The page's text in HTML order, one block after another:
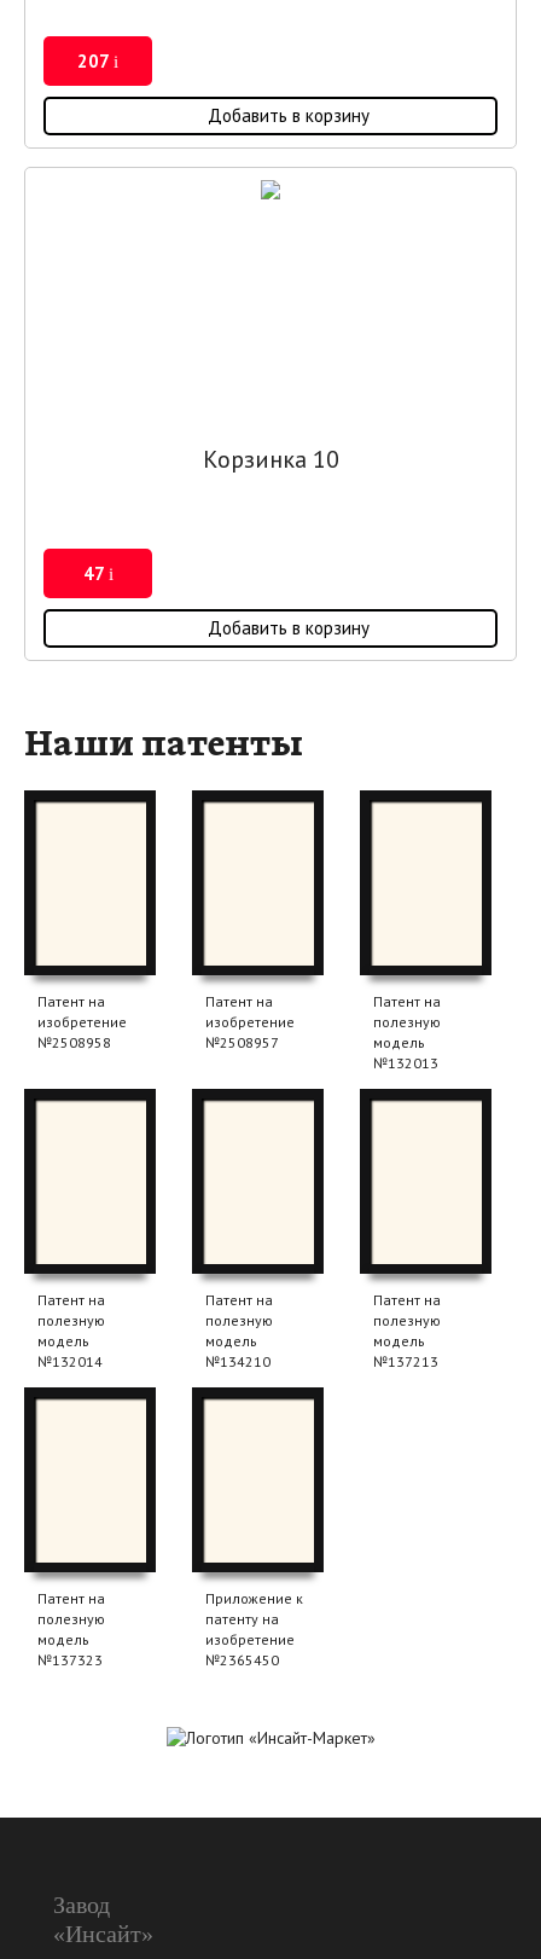
207 i
Добавить в корзину
Корзинка 10
47 i
Добавить в корзину
Наши патенты
Патент на
изобретение
№2508958
Патент на
изобретение
№2508957
Патент на
полезную
модель
№132013
Патент на
полезную
модель
№132014
Патент на
полезную
модель
№134210
Патент на
полезную
модель
№137213
Патент на
полезную
модель
№137323
Приложение к
патенту на
изобретение
№2365450
Завод
«Инсайт»